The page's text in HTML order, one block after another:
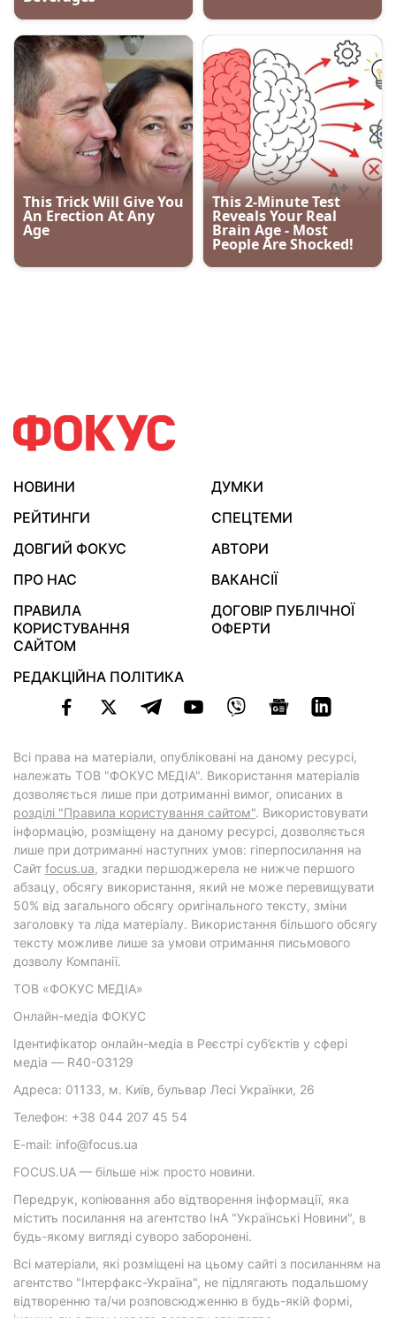
НОВИНИ
ДУМКИ
РЕЙТИНГИ
СПЕЦТЕМИ
ДОВГИЙ ФОКУС
АВТОРИ
ПРО НАС
ВАКАНСІЇ
ПРАВИЛА
КОРИСТУВАННЯ
САЙТОМ
ДОГОВІР ПУБЛІЧНОЇ
ОФЕРТИ
РЕДАКЦІЙНА ПОЛІТИКА
Всі права на матеріали, опубліковані на даному ресурсі,
належать ТОВ "ФОКУС МЕДІА". Використання матеріалів
дозволяється лише при дотриманні вимог, описаних в
розділі "Правила користування сайтом". Використовувати
інформацію, розміщену на даному ресурсі, дозволяється
лише при дотриманні наступних умов: гіперпосилання на
Cайт focus.ua, згадки першоджерела не нижче першого
абзацу, обсягу використання, який не може перевищувати
50% від загального обсягу оригінального тексту, зміни
заголовку та ліда матеріалу. Використання більшого обсягу
тексту можливе лише за умови отримання письмового
дозволу Компанії.
ТОВ «ФОКУС МЕДІА»
Онлайн-медіа ФОКУС
Ідентифікатор онлайн-медіа в Реєстрі суб’єктів у сфері
медіа — R40-03129
Адреса: 01133, м. Київ, бульвар Лесі Українки, 26
Телефон: +38 044 207 45 54
E-mail: info@focus.ua
FOCUS.UA — більше ніж просто новини.
Передрук, копіювання або відтворення інформації, яка
містить посилання на агентство ІнА "Українські Новини", в
будь-якому вигляді суворо заборонені.
Всі матеріали, які розміщені на цьому сайті з посиланням на
агентство "Інтерфакс-Україна", не підлягають подальшому
відтворенню та/чи розповсюдженню в будь-якій формі,